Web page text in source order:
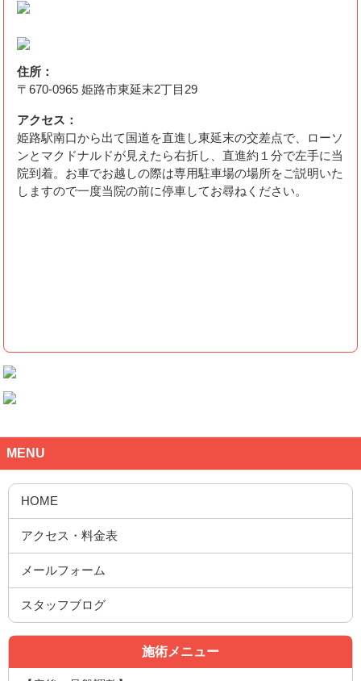
住所：
〒670-0965 姫路市東延末2丁目29
アクセス：
姫路駅南口から出て国道を直進し東延末の交差点で、ローソ
ンとマクドナルドが見えたら右折し、直進約１分で左手に当
院到着。お車でお越しの際は専用駐車場の場所をご説明いた
しますので一度当院の前に停車してお尋ねください。
MENU
施術メニュー